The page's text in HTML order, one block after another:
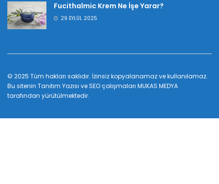
Fucithalmic Krem Ne İşe Yarar?
29 EYLÜL 2025
© 2025 Tüm hakları saklıdır. İzinsiz kopyalanamaz ve kullanılamaz.
Bu sitenin Tanıtım Yazısı ve SEO çalışmaları MUKAS MEDYA
tarafından yürütülmektedir.